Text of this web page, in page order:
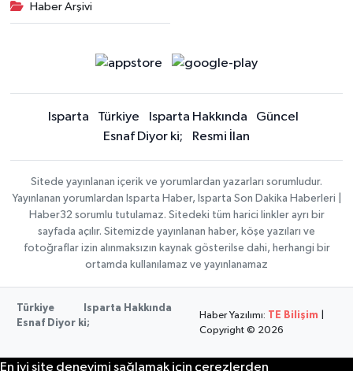
Haber Arşivi
Isparta Türkiye Isparta Hakkında
Güncel
Esnaf Diyor ki;
Resmi İlan
Sitede yayınlanan içerik ve yorumlardan yazarları sorumludur.
Yayınlanan yorumlardan Isparta Haber, Isparta Son Dakika Haberleri |
Haber32 sorumlu tutulamaz. Sitedeki tüm harici linkler ayrı bir
sayfada açılır. Sitemizde yayınlanan haber, köşe yazıları ve
fotoğraflar izin alınmaksızın kaynak gösterilse dahi, herhangi bir
ortamda kullanılamaz ve yayınlanamaz
Türkiye
Isparta Hakkında
Esnaf Diyor ki;
Haber Yazılımı: TE Bilişim
Copyright © 2026
En iyi site deneyimi sağlamak için çerezlerden